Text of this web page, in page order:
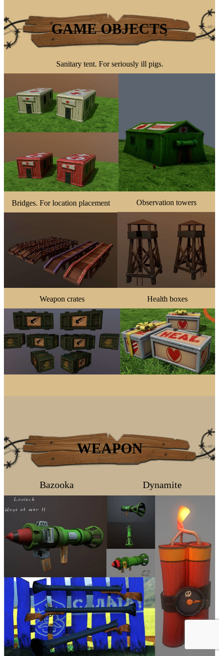
GAME OBJECTS
Sanitary tent. For seriously ill pigs.
Bridges. For location placement Observation towers
Weapon crates Health boxes
WEAPON
Bazooka Dynamite